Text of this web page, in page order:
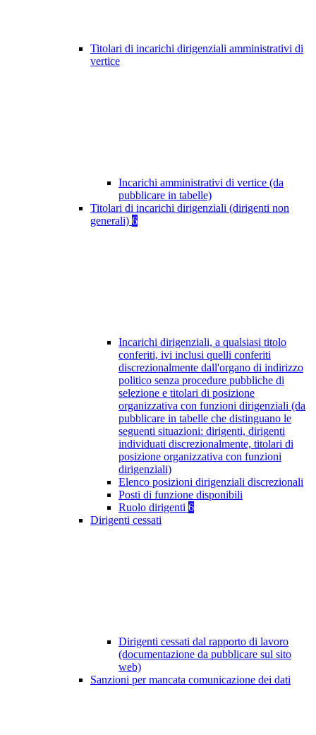
Titolari di incarichi dirigenziali amministrativi di
vertice
Incarichi amministrativi di vertice (da
pubblicare in tabelle)
Titolari di incarichi dirigenziali (dirigenti non
generali) 6
Incarichi dirigenziali, a qualsiasi titolo
conferiti, ivi inclusi quelli conferiti
discrezionalmente dall'organo di indirizzo
politico senza procedure pubbliche di
selezione e titolari di posizione
organizzativa con funzioni dirigenziali (da
pubblicare in tabelle che distinguano le
seguenti situazioni: dirigenti, dirigenti
individuati discrezionalmente, titolari di
posizione organizzativa con funzioni
dirigenziali)
Elenco posizioni dirigenziali discrezionali
Posti di funzione disponibili
Ruolo dirigenti 6
Dirigenti cessati
Dirigenti cessati dal rapporto di lavoro
(documentazione da pubblicare sul sito
web)
Sanzioni per mancata comunicazione dei dati